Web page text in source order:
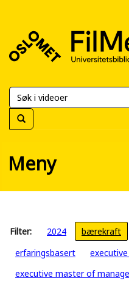
FilMet
Meny
Filter: 2024 bærekraft
erfaringsbasert
executive master of